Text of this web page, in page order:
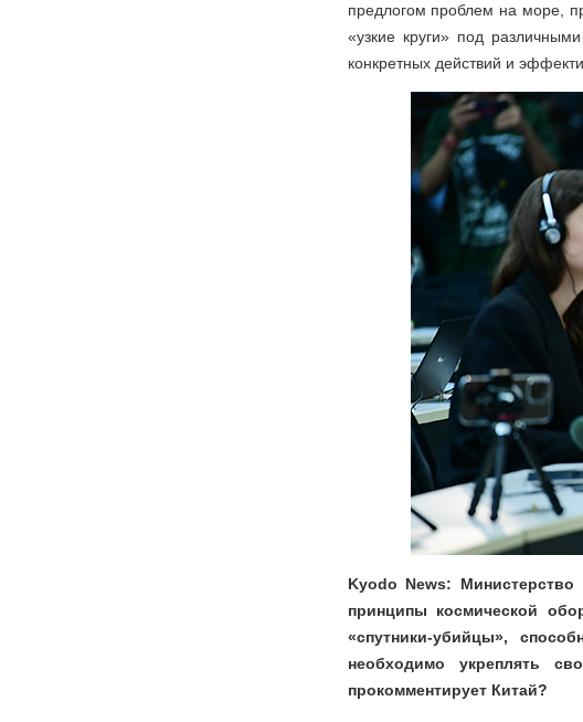
предлогом проблем на море,
«узкие круги» под
конкретных действий и
Kyodo News:
принципы космической
«спутники-убийцы»,
необходимо укреплять
прокомментирует Китай?